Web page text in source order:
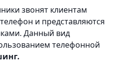
звонят клиентам
и представляются
Данный вид
телефонной